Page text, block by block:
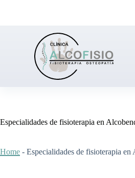
e
o
Especialidades de fisioterapia en
Home - Especialidades de fisioterapia en